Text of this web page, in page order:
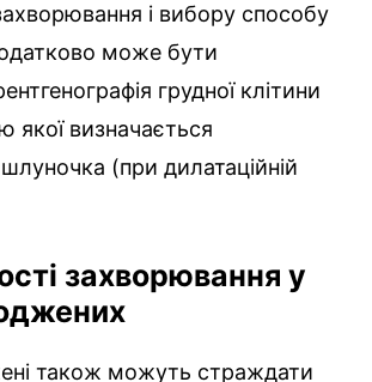
і вибору способу
може бути
грудної клітини
якої визначається
(при дилатаційній
захворювання у
також можуть страждати